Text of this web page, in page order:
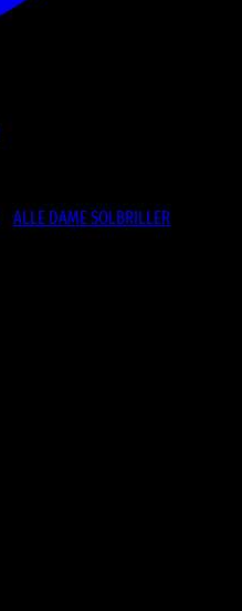
ALLE DAME SOLBRILLER